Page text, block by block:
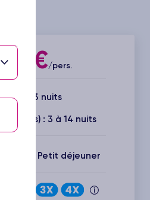
280€/pers.
/ 3 nuits
: 3 à 14 nuits
Hôtel + Petit déjeuner